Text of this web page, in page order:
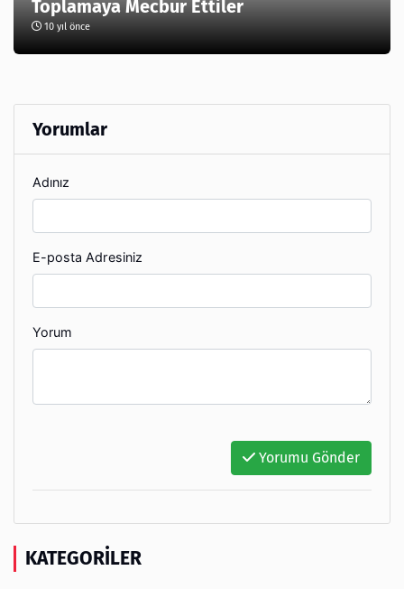
Toplamaya Mecbur Ettiler
10 yıl önce
Yorumlar
Adınız
E-posta Adresiniz
Yorum
Yorumu Gönder
KATEGORILER